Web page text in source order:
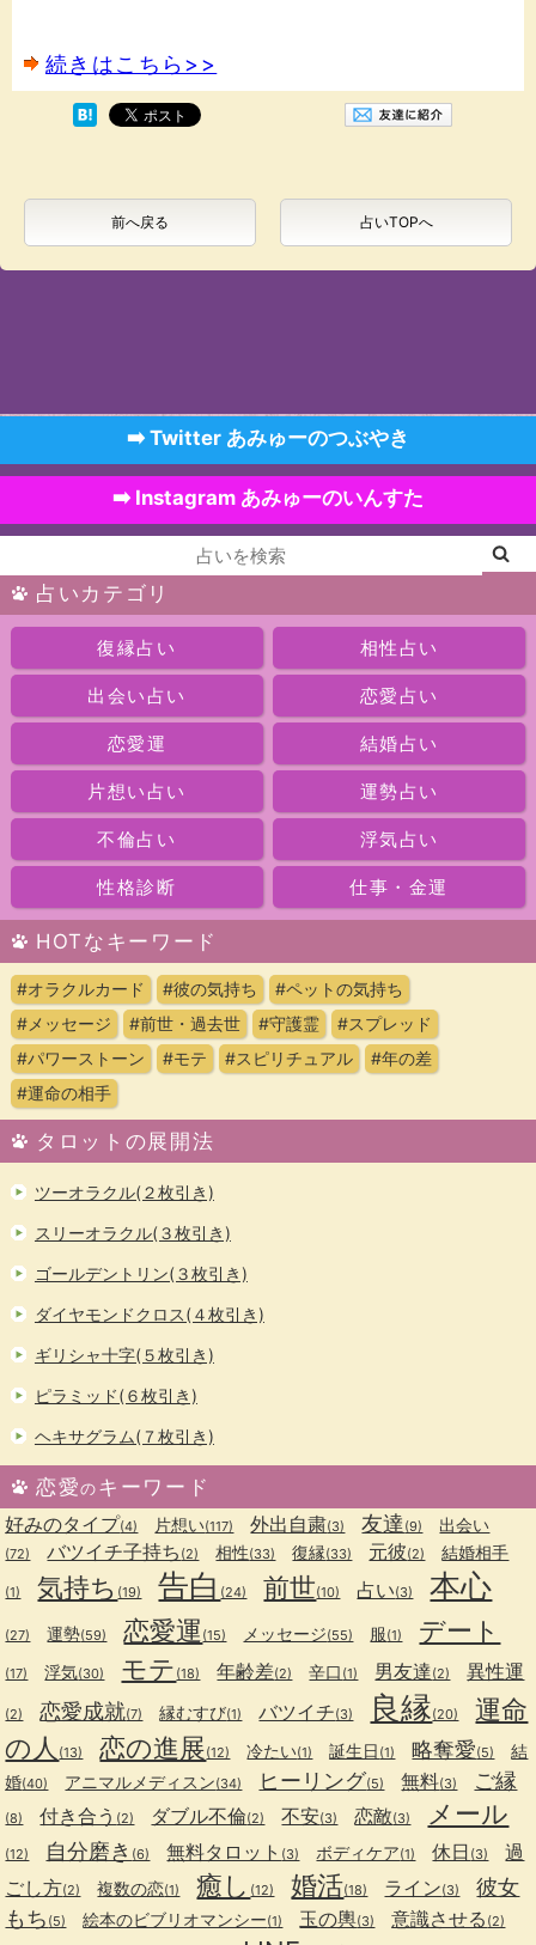
続きはこちら>>
前へ戻る 占いTOPへ
➡️ Twitter あみゅーのつぶやき
➡️ Instagram あみゅーのいんすた
占いカテゴリ
復縁占い 相性占い
出会い占い 恋愛占い
恋愛運 結婚占い
片想い占い 運勢占い
不倫占い 浮気占い
性格診断 仕事・金運
HOTなキーワード
#オラクルカード #彼の気持ち
#ペットの気持ち
#メッセージ
#前世・過去世 #守護霊
#スプレッド
#パワーストーン
#モテ #スピリチュアル
#年の差
#運命の相手
タロットの展開法
ツーオラクル(２枚引き)
スリーオラクル(３枚引き)
ゴールデントリン(３枚引き)
ダイヤモンドクロス(４枚引き)
ギリシャ十字(５枚引き)
ピラミッド(６枚引き)
ヘキサグラム(７枚引き)
恋愛のキーワード
好みのタイプ(4) 片想い(117) 外出自粛(3) 友達 (9) 出会い
(72) バツイチ子持ち (2) 相性(33) 復縁(33) 元彼(2) 結婚相手
(1) 気持ち (19) 告白 (24) 前世(10) 占い(3) 本心
(27) 運勢(59) 恋愛運 (15) メッセージ(55) 服(1) デート
(17) 浮気(30) モテ (18) 年齢差(2) 辛口 (1) 男友達(2) 異性運
(2) 恋愛成就(7) 縁むすび(1) バツイチ(3) 良縁(20)
運命
の人 (13) 恋の進展(12) 冷たい(1) 誕生日 (1) 略奪愛(5)
結
婚(40) アニマルメディスン(34) ヒーリング(5) 無料(3) ご縁
(8) 付き合う (2) ダブル不倫(2) 不安(3) 恋敵(3) メール
(12) 自分磨き (6) 無料タロット (3) ボディケア(1) 休日 (3)
過
ごし方(2) 複数の恋(1) 癒し (12) 婚活(18) ライン(3)
彼女
もち (5) 絵本のビブリオマンシー(1) 玉の輿(3) 意識させる (2)